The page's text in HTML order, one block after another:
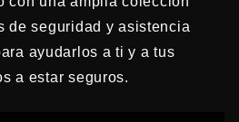
de seguridad y asistencia
ayudarlos a ti y a tus
a estar seguros.